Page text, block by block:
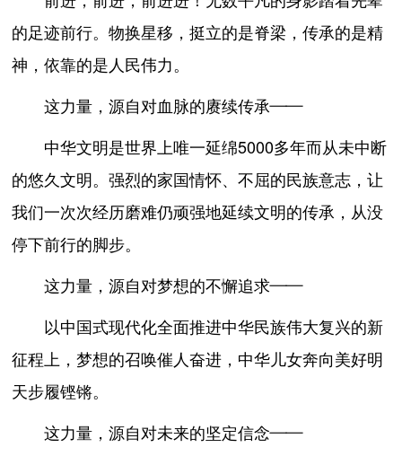
的足迹前行。物换星移，挺立的是脊梁，传承的是精
神，依靠的是人民伟力。
这力量，源自对血脉的赓续传承——
中华文明是世界上唯一延绵5000多年而从未中断
的悠久文明。强烈的家国情怀、不屈的民族意志，让
我们一次次经历磨难仍顽强地延续文明的传承，从没
停下前行的脚步。
这力量，源自对梦想的不懈追求——
以中国式现代化全面推进中华民族伟大复兴的新
征程上，梦想的召唤催人奋进，中华儿女奔向美好明
天步履铿锵。
这力量，源自对未来的坚定信念——